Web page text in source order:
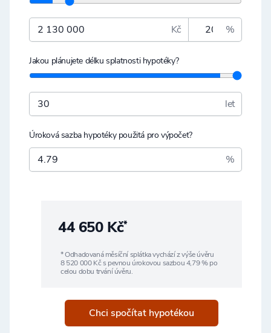
Kč %
Jakou plánujete délku splatnosti hypotéky?
let
Úroková sazba hypotéky použitá pro výpočet?
%
44 650 Kč*
* Odhadovaná měsíční splátka vychází z výše úvěru
8 520 000Kč s pevnou úrokovou sazbou4,79% po
celou dobu trvání úvěru.
Chci spočítat hypotékou